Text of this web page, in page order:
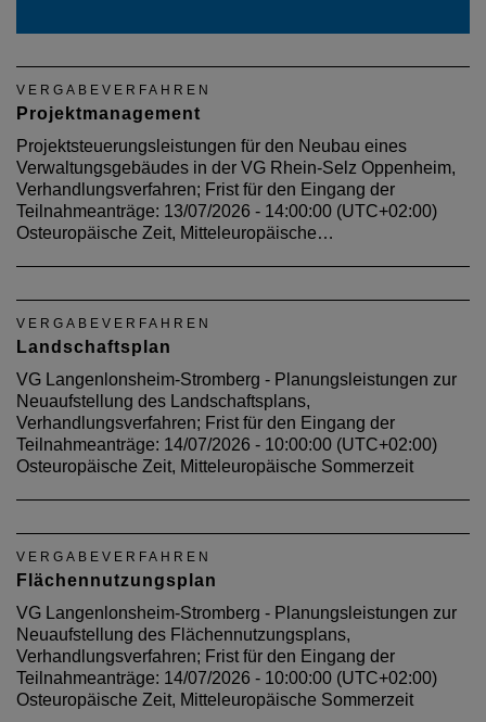
VERGABEVERFAHREN
Projektmanagement
Projektsteuerungsleistungen für den Neubau eines
Verwaltungsgebäudes in der VG Rhein-Selz Oppenheim,
Verhandlungsverfahren; Frist für den Eingang der
Teilnahmeanträge: 13/07/2026 - 14:00:00 (UTC+02:00)
Osteuropäische Zeit, Mitteleuropäische…
VERGABEVERFAHREN
Landschaftsplan
VG Langenlonsheim-Stromberg - Planungsleistungen zur
Neuaufstellung des Landschaftsplans,
Verhandlungsverfahren; Frist für den Eingang der
Teilnahmeanträge: 14/07/2026 - 10:00:00 (UTC+02:00)
Osteuropäische Zeit, Mitteleuropäische Sommerzeit
VERGABEVERFAHREN
Flächennutzungsplan
VG Langenlonsheim-Stromberg - Planungsleistungen zur
Neuaufstellung des Flächennutzungsplans,
Verhandlungsverfahren; Frist für den Eingang der
Teilnahmeanträge: 14/07/2026 - 10:00:00 (UTC+02:00)
Osteuropäische Zeit, Mitteleuropäische Sommerzeit